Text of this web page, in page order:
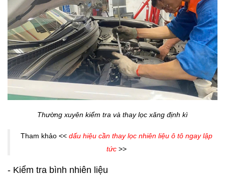
Thường xuyên kiểm tra và thay lọc xăng định kì
Tham khảo << dấu hiệu cần thay lọc nhiên liệu ô tô ngay lập
tức >>
- Kiểm tra bình nhiên liệu